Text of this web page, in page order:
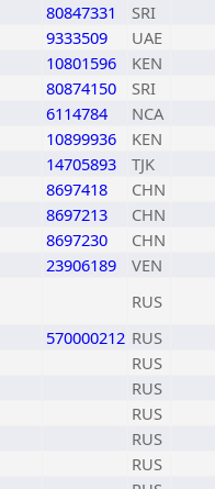
80847331
SRI
9333509
UAE
10801596
KEN
80874150
SRI
6114784
NCA
10899936
KEN
14705893
TJK
8697418
CHN
8697213
CHN
8697230
CHN
23906189
VEN
RUS
570000212 RUS
RUS
RUS
RUS
RUS
RUS